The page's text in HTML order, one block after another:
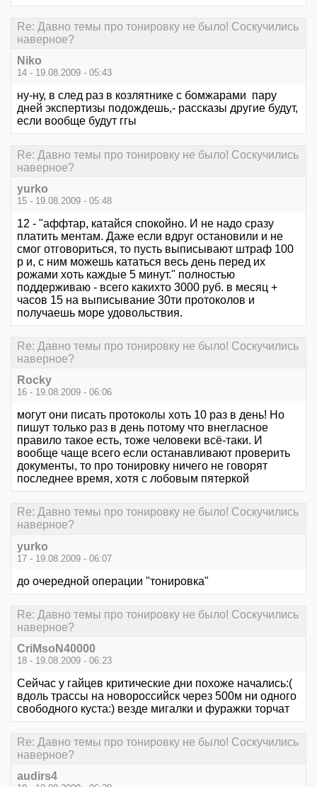
Re: Давно темы про тонировку не было! Соскучились
наверное?
Niko
14 - 19.08.2009 - 05:43
ну-ну, в след раз в козлятнике с бомжарами пару
дней экспертизы подождешь,- рассказы другие будут,
если вообще будут ггы
Re: Давно темы про тонировку не было! Соскучились
наверное?
yurko
15 - 19.08.2009 - 05:48
12 - "аффтар, катайся спокойно. И не надо сразу
платить ментам. Даже если вдруг остановили и не
смог отговориться, то пусть выписывают штраф 100
р и, с ним можешь кататься весь день перед их
рожами хоть каждые 5 минут." полностью
поддерживаю - всего какихто 3000 руб. в месяц +
часов 15 на выписывание 30ти протоколов и
получаешь море удовольствия.
Re: Давно темы про тонировку не было! Соскучились
наверное?
Rocky
16 - 19.08.2009 - 06:06
могут они писать протоколы хоть 10 раз в день! Но
пишут только раз в день потому что внегласное
правило такое есть, тоже человеки всё-таки. И
вообще чаще всего если останавливают проверить
документы, то про тонировку ничего не говорят
последнее время, хотя с лобовым пятеркой
Re: Давно темы про тонировку не было! Соскучились
наверное?
yurko
17 - 19.08.2009 - 06:07
до очередной операции "тонировка"
Re: Давно темы про тонировку не было! Соскучились
наверное?
CriMsoN40000
18 - 19.08.2009 - 06:23
Сейчас у гайцев критические дни похоже начались:(
вдоль трассы на новороссийск через 500м ни одного
свободного куста:) везде мигалки и фуражки торчат
Re: Давно темы про тонировку не было! Соскучились
наверное?
audirs4